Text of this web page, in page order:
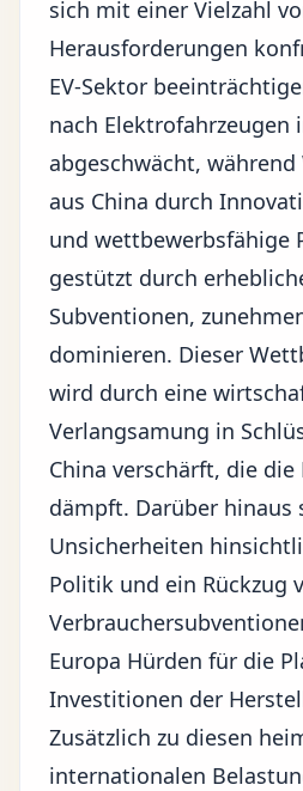
sich mit einer Vielzahl
Herausforderungen
EV-Sektor
nach Elektrofahrzeugen
abgeschwächt,
aus China durch
und wettbewerbsfähige
gestützt durch
Subventionen,
dominieren. Dieser
wird durch eine
Verlangsamung in
China verschärft, die
dämpft. Darüber hinaus
Unsicherheiten
Politik und ein Rückzug
Europa Hürden für die
Investitionen der
Zusätzlich zu diesen
internationalen